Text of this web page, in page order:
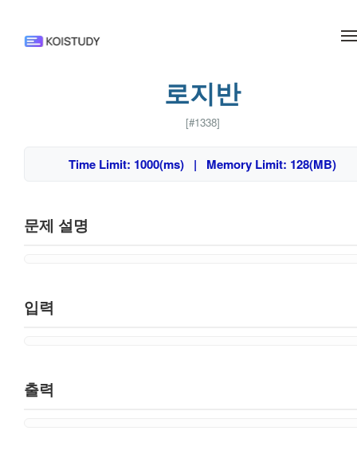
로지반
[#1338]
Time Limit: 1000(ms) | Memory Limit: 128(MB)
문제 설명
입력
출력